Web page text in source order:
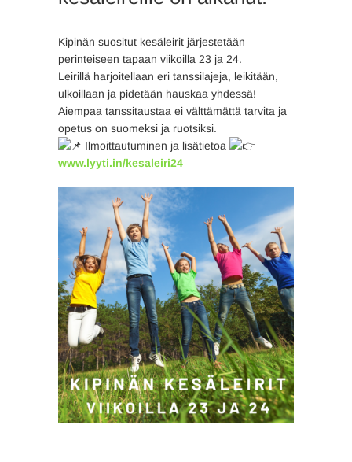
Kipinän suositut kesäleirit järjestetään
perinteiseen tapaan viikoilla 23 ja 24.
Leirillä harjoitellaan eri tanssilajeja, leikitään,
ulkoillaan ja pidetään hauskaa yhdessä!
Aiempaa tanssitaustaa ei välttämättä tarvita ja
opetus on suomeksi ja ruotsiksi.
Ilmoittautuminen ja lisätietoa
www.lyyti.in/kesaleiri24